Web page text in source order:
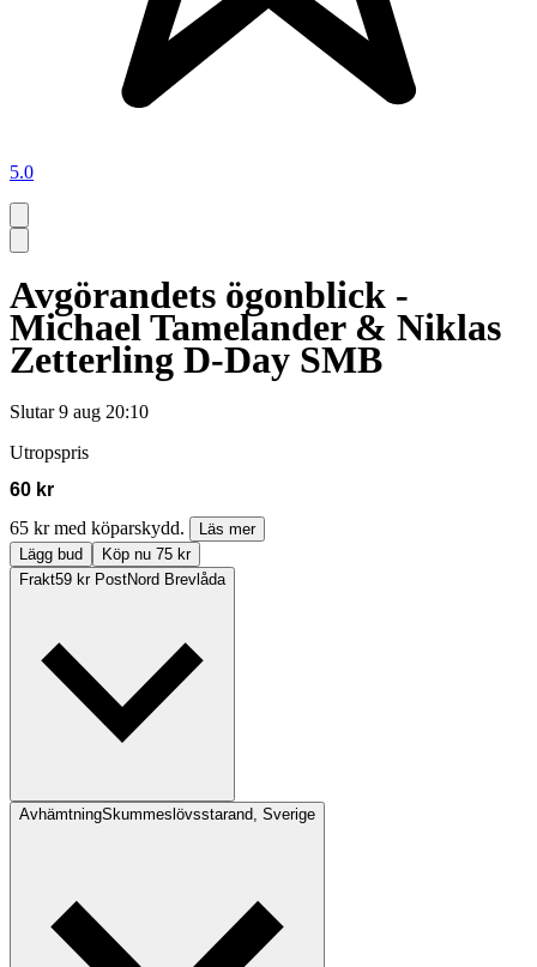
5.0
Avgörandets ögonblick -
Michael Tamelander & Niklas
Zetterling D-Day SMB
Slutar 9 aug 20:10
Utropspris
60 kr
65 kr med köparskydd.
Läs mer
Lägg bud
Köp nu 75 kr
Frakt59 kr PostNord Brevlåda
AvhämtningSkummeslövsstarand, Sverige